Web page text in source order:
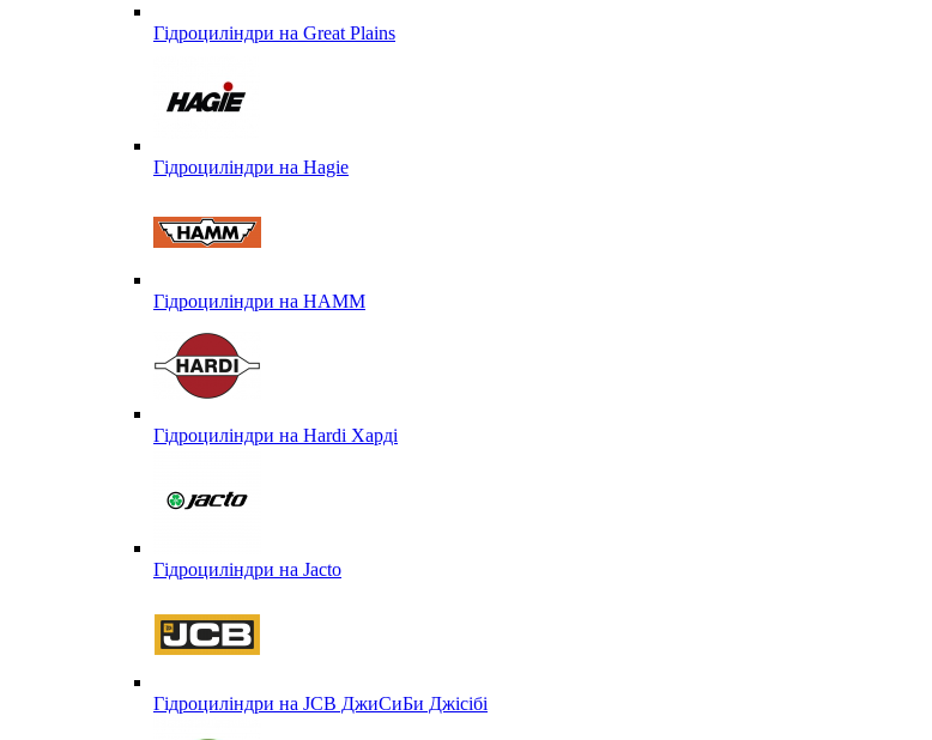
Гідроциліндри на Great Plains
Гідроциліндри на Hagie
Гідроциліндри на HAMM
Гідроциліндри на Hardi Харді
Гідроциліндри на Jacto
Гідроциліндри на JCB ДжиСиБи Джісібі